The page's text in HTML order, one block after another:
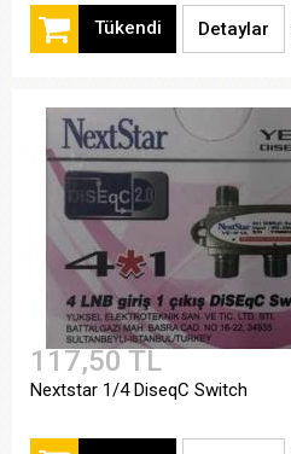
Tükendi Detaylar
117,50 TL
Nextstar 1/4 DiseqC Switch